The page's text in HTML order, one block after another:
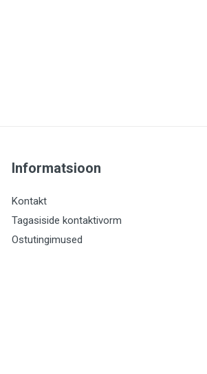
Informatsioon
Kontakt
Tagasiside kontaktivorm
Ostutingimused